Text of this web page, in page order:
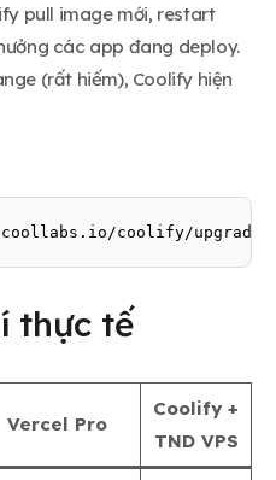
pull image mới, restart
các app đang deploy.
(rất hiếm), Coolify hiện
coolify/
thực tế
Vercel Pro
Coolify +
TND VPS